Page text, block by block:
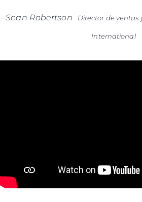
-Sean Robertson Director de ventas
International